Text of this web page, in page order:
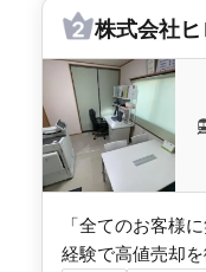
千葉県鎌ヶ谷市東
階数: 階
土地面積:122
株式会社ヒロリアルエ
3,700万
株式会社
「全てのお客様
経験で高値売却を